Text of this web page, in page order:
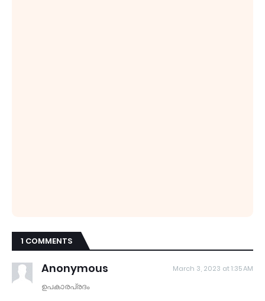
1 COMMENTS
Anonymous March 3, 2023 at 1:35 AM
ഉപകാരപ്രദം